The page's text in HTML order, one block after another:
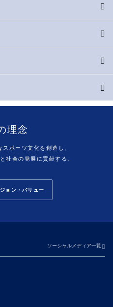
理念
ポーツ文化を創造し、
社会の発展に貢献する。
ョン・バリュー
ソーシャルメディア一覧